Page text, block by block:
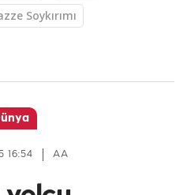
Soykırımı
AA
16:54